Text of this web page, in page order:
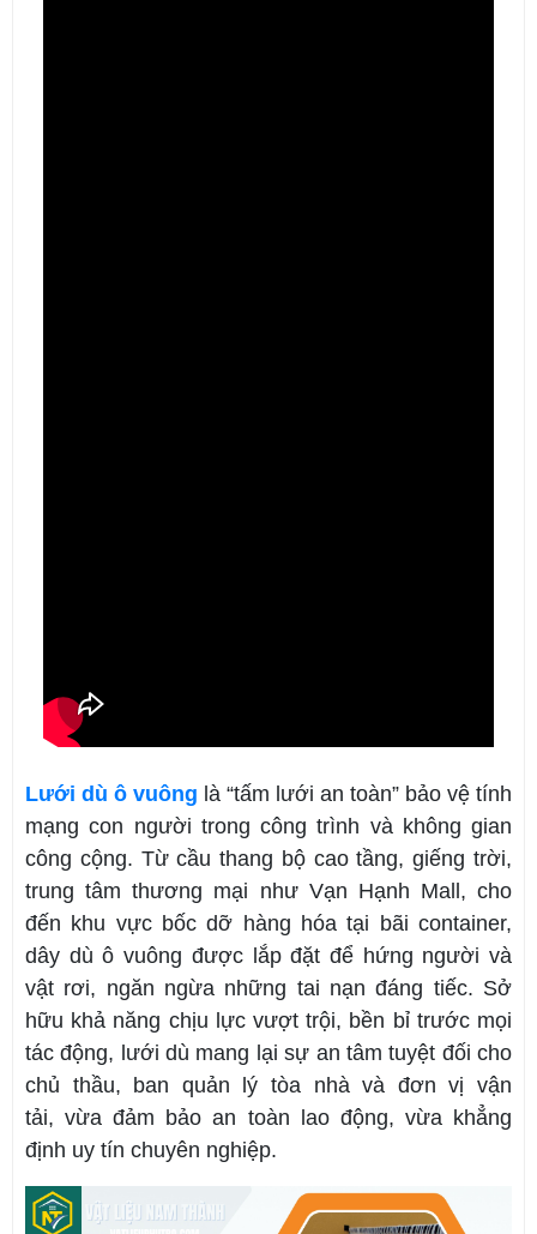
Lưới dù ô vuông là “tấm lưới an toàn” bảo vệ tính
mạng con người trong công trình và không gian
công cộng. Từ cầu thang bộ cao tầng, giếng trời,
trung tâm thương mại như Vạn Hạnh Mall, cho
đến khu vực bốc dỡ hàng hóa tại bãi container,
dây dù ô vuông được lắp đặt để hứng người và
vật rơi, ngăn ngừa những tai nạn đáng tiếc. Sở
hữu khả năng chịu lực vượt trội, bền bỉ trước mọi
tác động, lưới dù mang lại sự an tâm tuyệt đối cho
chủ thầu, ban quản lý tòa nhà và đơn vị vận
tải, vừa đảm bảo an toàn lao động, vừa khẳng
định uy tín chuyên nghiệp.